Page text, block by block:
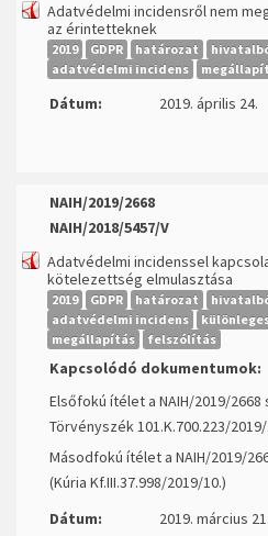
Adatvédelmi incidensről nem
az érintetteknek
2019 GDPR határozat
adatvédelmi incidens
Dátum:
2019. április 24.
NAIH/2019/2668
NAIH/2018/5457/V
Adatvédelmi incidenssel
kötelezettség elmulasztása
2019 GDPR határozat
adatvédelmi incidens
megállapítás
felszólítás
Kapcsolódó dokumentumok:
Elsőfokú ítélet a NAIH/2019/
Törvényszék 101.K.700.223/2019/
Másodfokú ítélet a NAIH/2019/
(Kúria Kf.III.37.998/2019/10.)
Dátum:
2019. március 21.